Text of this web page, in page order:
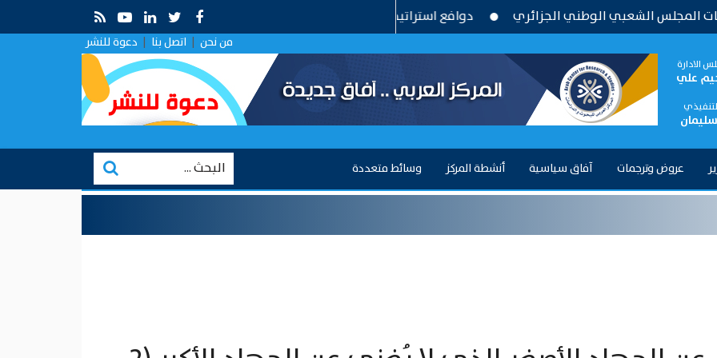
دوافع استراتيجية وتحديات بنيوية .. قراءة في التقارب الروسي في ظل الصراع الإيراني–الإسرائيلي الوطني الجزائري
من نحن| اتصل بنا | دعوة للنشر
الادارة
علي
عروض وترجمات آفاق سياسية أنشطة المركز وسائط متعددة